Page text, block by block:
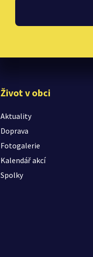
Život v obci
Aktuality
Doprava
Fotogalerie
Kalendář akcí
Spolky